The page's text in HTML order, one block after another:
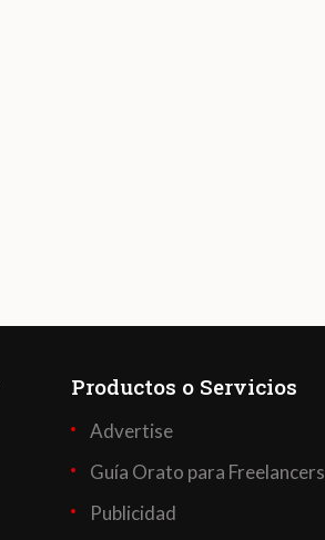
Productos o Servicios
Advertise
Guía Orato para Freelancers
Publicidad